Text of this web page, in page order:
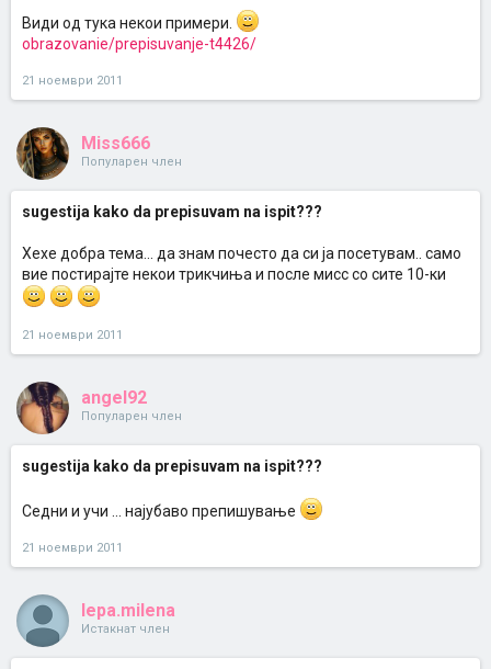
Види од тука некои примери.
obrazovanie/prepisuvanje-t4426/
21 ноември 2011
Miss666
Популарен член
sugestija kako da prepisuvam na ispit???
Хехе добра тема... да знам почесто да си ја посетувам.. само
вие постирајте некои трикчиња и после мисс со сите 10-ки
21 ноември 2011
angel92
Популарен член
sugestija kako da prepisuvam na ispit???
Седни и учи ... најубаво препишување
21 ноември 2011
lepa.milena
Истакнат член